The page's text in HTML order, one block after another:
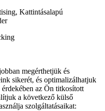
Kattintásalapú
megérthetjük és
sikerét, és optimalizálhatjuk
az Ön titkosított
a következő külső
szolgáltatásaikat: